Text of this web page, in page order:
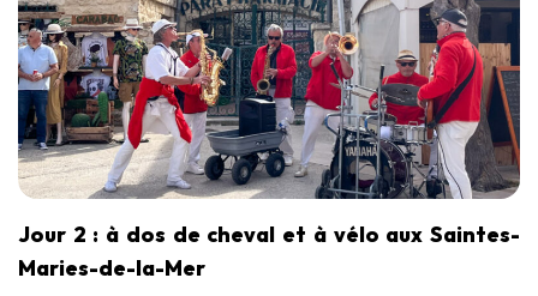
Jour 2 : à dos de cheval et à vélo aux Saintes-
Maries-de-la-Mer